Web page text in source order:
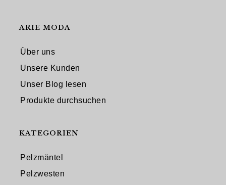
ARIE MODA
Über uns
Unsere Kunden
Unser Blog lesen
Produkte durchsuchen
KATEGORIEN
Pelzmäntel
Pelzwesten